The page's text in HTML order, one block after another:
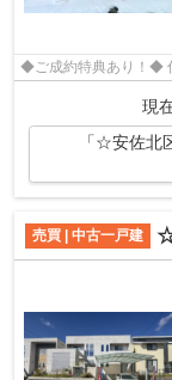
◆ご成約特典あり！◆
現
「☆安佐
売買 | 中古一戸建 ☆